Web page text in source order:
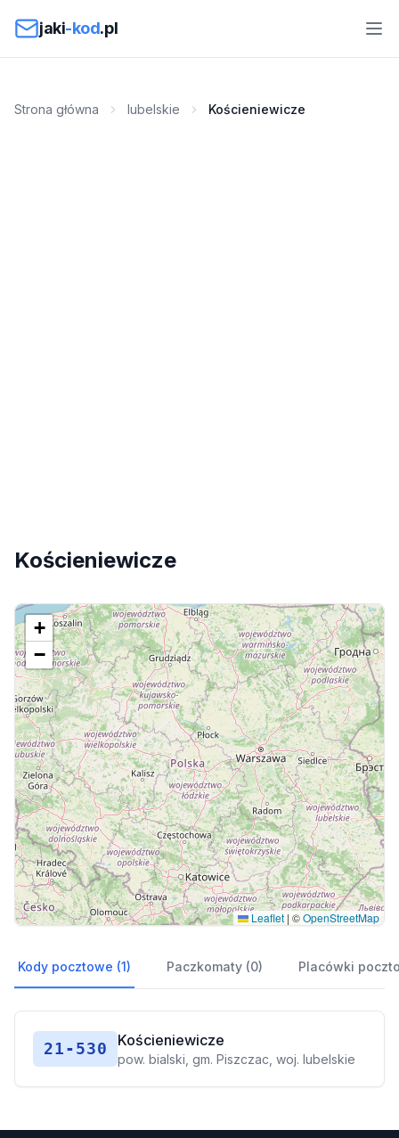
jaki-kod.pl
Strona główna lubelskie Kościeniewicze
Kościeniewicze
+
−
Leaflet | ©OpenStreetMap
Kody pocztowe (1) Paczkomaty (0) Placówki
21-530 Kościeniewicze
pow. bialski, gm. Piszczac, woj. lubelskie